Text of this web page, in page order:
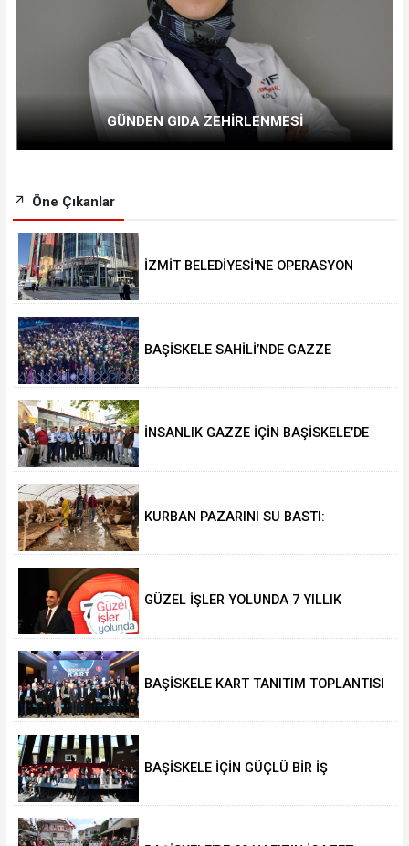
GÜNDEN GIDA ZEHİRLENMESİ
Öne Çıkanlar
İZMİT BELEDİYESİ'NE OPERASYON
BAŞİSKELE SAHİLİ’NDE GAZZE
İNSANLIK GAZZE İÇİN BAŞİSKELE’DE
KURBAN PAZARINI SU BASTI:
GÜZEL İŞLER YOLUNDA 7 YILLIK
BAŞİSKELE KART TANITIM TOPLANTISI
BAŞİSKELE İÇİN GÜÇLÜ BİR İŞ